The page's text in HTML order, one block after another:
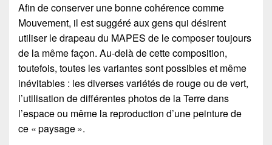
Afin de conserver une bonne cohérence comme
Mouvement, il est suggéré aux gens qui désirent
utiliser le drapeau du MAPES de le composer toujours
de la même façon. Au-delà de cette composition,
toutefois, toutes les variantes sont possibles et même
inévitables : les diverses variétés de rouge ou de vert,
l’utilisation de différentes photos de la Terre dans
l’espace ou même la reproduction d’une peinture de
ce « paysage ».